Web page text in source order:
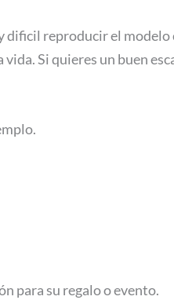
dificil reproducir el
Si quieres un buen
para su regalo o evento.